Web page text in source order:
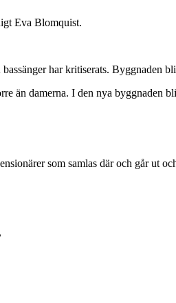
Eva Blomquist.
har kritiserats. Byggnaden
än damerna. I den nya byggnaden
som samlas där och går ut